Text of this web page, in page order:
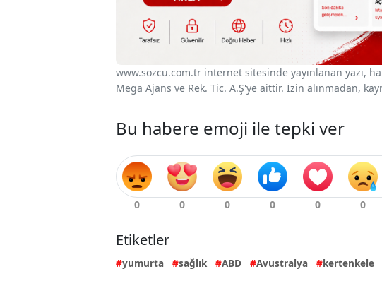
www.sozcu.com.tr internet sitesinde yayınlanan yazı,
Mega Ajans ve Rek. Tic. A.Ş'ye aittir. İzin alınmadan,
Bu habere emoji ile tepki ver
Etiketler
yumurta sağlık ABD Avustralya kertenkele